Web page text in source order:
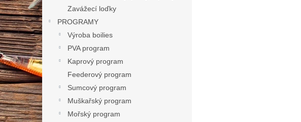
Zavážecí loďky
PROGRAMY
Výroba boilies
PVA program
Kaprový program
Feederový program
Sumcový program
Muškařský program
Mořský program